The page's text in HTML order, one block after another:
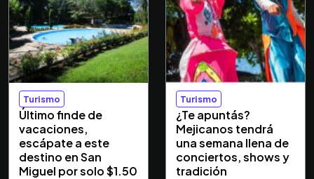
Turismo
Último finde de
vacaciones,
escápate a este
destino en San
Miguel por solo $1.50
Turismo
¿Te apuntás?
Mejicanos tendrá
una semana llena de
conciertos, shows y
tradición